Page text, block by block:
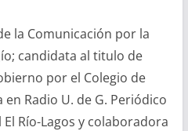
la Comunicación por la
candidata al titulo de
por el Colegio de
Radio U. de G. Periódico
Río-Lagos y colaboradora